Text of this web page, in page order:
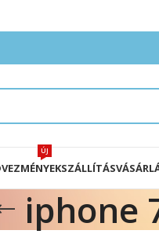
ÚJ
SZÁLLÍTÁS
iphone